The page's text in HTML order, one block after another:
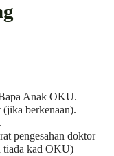
Anak OKU.
berkenaan).
pengesahan doktor
tiada kad OKU)